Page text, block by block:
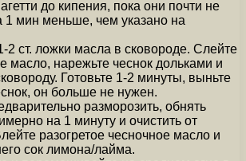
до кипения, пока они почти не
1 мин меньше, чем указано на
2 ст. ложки масла в сковороде. Слейте
масло, нарежьте чеснок дольками и
Готовьте 1-2 минуты, выньте
он больше не нужен.
разморозить, обнять
на 1 минуту и очистить от
разогретое чесночное масло и
сок лимона/лайма.